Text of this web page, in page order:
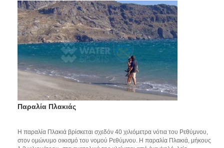
Παραλία Πλακιάς
Η παραλία Πλακιά βρίσκεται σχεδόν 40 χιλιόμετρα νότια του Ρεθύμνου,
στον ομώνυμο οικισμό του νομού Ρεθύμνου. Η παραλία Πλακιά, μήκους